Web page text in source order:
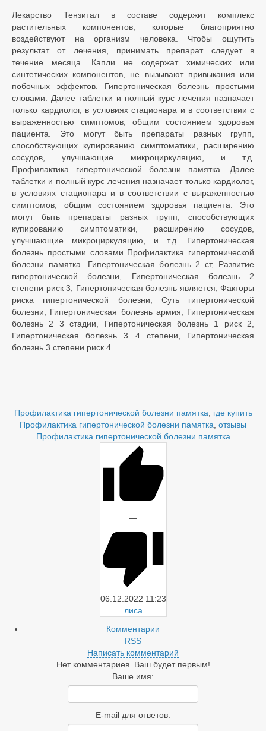
Лекарство Тензитал в составе содержит комплекс
растительных компонентов, которые благоприятно
воздействуют на организм человека. Чтобы ощутить
результат от лечения, принимать препарат следует в
течение месяца. Капли не содержат химических или
синтетических компонентов, не вызывают привыкания или
побочных эффектов. Гипертоническая болезнь простыми
словами. Далее таблетки и полный курс лечения назначает
только кардиолог, в условиях стационара и в соответствии с
выраженностью симптомов, общим состоянием здоровья
пациента. Это могут быть препараты разных групп,
способствующих купированию симптоматики, расширению
сосудов, улучшающие микроциркуляцию, и т.д.
Профилактика гипертонической болезни памятка. Далее
таблетки и полный курс лечения назначает только кардиолог,
в условиях стационара и в соответствии с выраженностью
симптомов, общим состоянием здоровья пациента. Это
могут быть препараты разных групп, способствующих
купированию симптоматики, расширению сосудов,
улучшающие микроциркуляцию, и т.д. Гипертоническая
болезнь простыми словами Профилактика гипертонической
болезни памятка. Гипертоническая болезнь 2 ст, Развитие
гипертонической болезни, Гипертоническая болезнь 2
степени риск 3, Гипертоническая болезнь является, Факторы
риска гипертонической болезни, Суть гипертонической
болезни, Гипертоническая болезнь армия, Гипертоническая
болезнь 2 3 стадии, Гипертоническая болезнь 1 риск 2,
Гипертоническая болезнь 3 4 степени, Гипертоническая
болезнь 3 степени риск 4.
Профилактика гипертонической болезни памятка, где купить
Профилактика гипертонической болезни памятка, отзывы
Профилактика гипертонической болезни памятка
—
06.12.2022 11:23
лиса
Комментарии
RSS
Написать комментарий
Нет комментариев. Ваш будет первым!
Ваше имя:
E-mail для ответов: